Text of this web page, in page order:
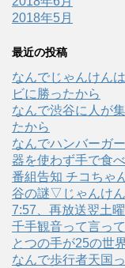
2018年5月
最近の投稿
なんでじゃんけん
ビに勝ったから
なんで渋谷に人が
たから
なんでハンバーガ
器を使わず手で食
番組告知 チコちゃ
谷の謎▽じゃんけ
7:57、再放送翌土
千手観音って言っ
とつの手が25の世
なんで歩行者天国